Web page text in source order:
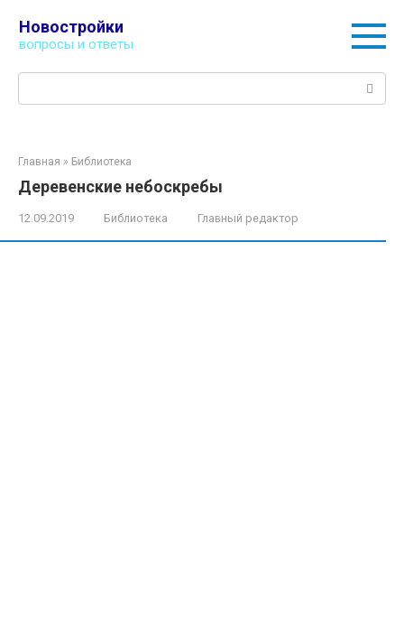
контенту
Новостройки
вопросы и ответы
Главная » Библиотека
Деревенские небоскребы
12.09.2019 Библиотека Главный редактор